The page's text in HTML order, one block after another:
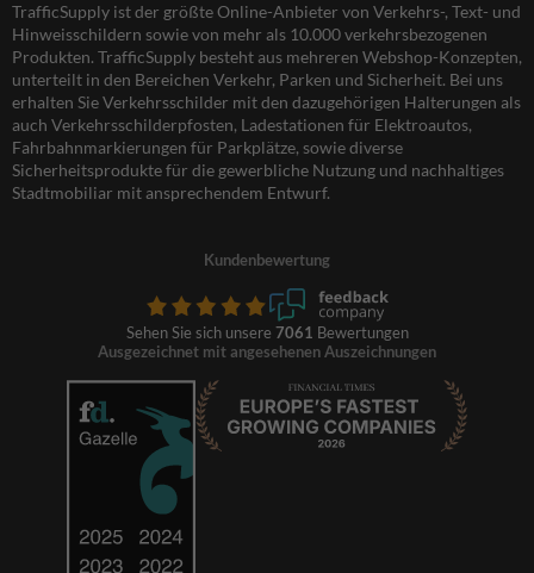
TrafficSupply ist der größte Online-Anbieter von Verkehrs-, Text- und
Hinweisschildern sowie von mehr als 10.000 verkehrsbezogenen
Produkten. TrafficSupply besteht aus mehreren Webshop-Konzepten,
unterteilt in den Bereichen Verkehr, Parken und Sicherheit. Bei uns
erhalten Sie Verkehrsschilder mit den dazugehörigen Halterungen als
auch Verkehrsschilderpfosten, Ladestationen für Elektroautos,
Fahrbahnmarkierungen für Parkplätze, sowie diverse
Sicherheitsprodukte für die gewerbliche Nutzung und nachhaltiges
Stadtmobiliar mit ansprechendem Entwurf.
Kundenbewertung
Sehen Sie sich unsere 7061 Bewertungen
Ausgezeichnet mit angesehenen Auszeichnungen